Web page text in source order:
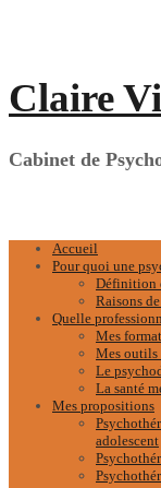
Claire
Cabinet de
Accueil
Pour quoi une
Définition
Raisons
Quelle
Mes
Mes outils
Le
La santé
Mes propositions
adolescent